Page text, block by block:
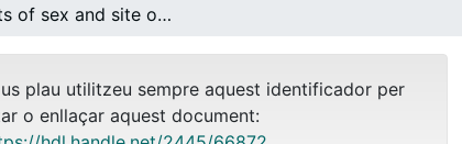
Effects of sex and site on amino acid metabolism enzymes gene expression and activity in rat white adipose tissue (Raw Data)
plau utilitzeu sempre aquest identificador per
o enllaçar aquest document: